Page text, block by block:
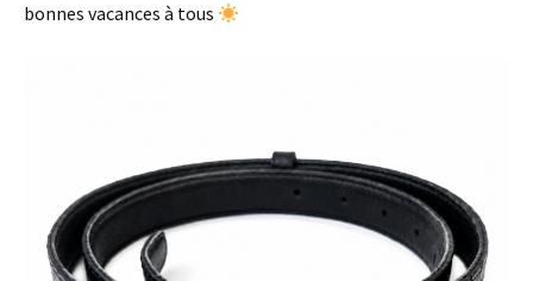
bonnes vacances à tous